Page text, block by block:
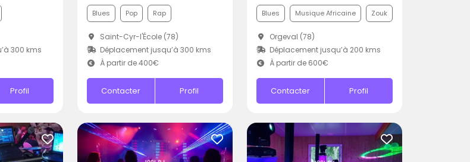
300 kms
Profil
Blues Pop Rap
Saint-Cyr-l'École (78)
Déplacement jusqu’à 300 kms
À partir de 400€
Contacter Profil
Blues Musique Africaine Zouk
Orgeval (78)
Déplacement jusqu’à 200 kms
À partir de 600€
Contacter Profil